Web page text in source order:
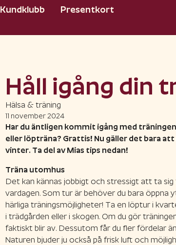
Kundklubb Presentkort
Håll igång din
Hälsa & träning
11 november 2024
Har du äntligen kommit igång med
eller löpträna? Grattis! Nu gäller det bara
vinter. Ta del av Mias tips nedan!
Träna utomhus
Det kan kännas jobbigt och stressigt att ta
vardagen. Som tur är behöver du bara
härliga träningsmöjligheter! Ta en löptur i
i trädgården eller i skogen. Om du gör
faktiskt blir av. Dessutom får du fler fördelar
Naturen bjuder ju också på frisk luft och